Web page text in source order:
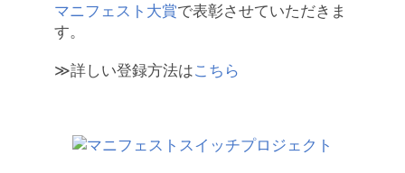
マニフェスト大賞で表彰させていただきま
す。
≫詳しい登録方法はこちら